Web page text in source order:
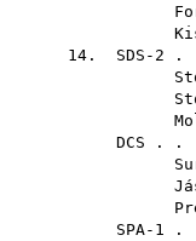
14. SDS-
DCS . .
SPA-1 .